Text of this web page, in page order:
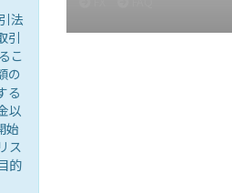
法
引
こ
の
る
以
始
ス
的